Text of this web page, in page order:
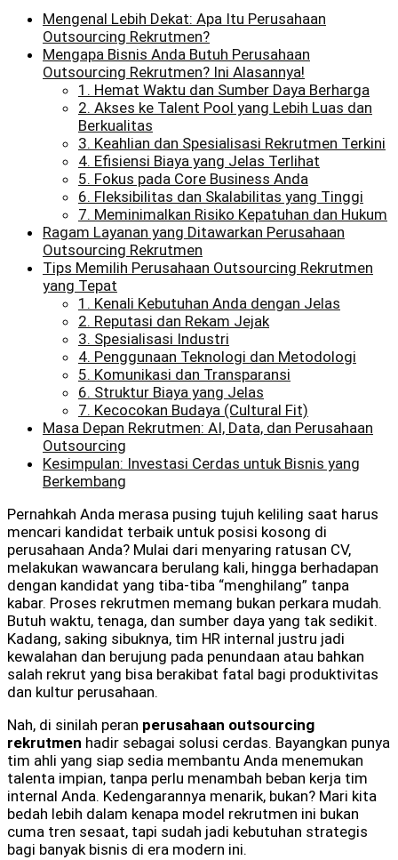
Mengenal Lebih Dekat: Apa Itu Perusahaan
Outsourcing Rekrutmen?
Mengapa Bisnis Anda Butuh Perusahaan
Outsourcing Rekrutmen? Ini Alasannya!
1. Hemat Waktu dan Sumber Daya Berharga
2. Akses ke Talent Pool yang Lebih Luas dan
Berkualitas
3. Keahlian dan Spesialisasi Rekrutmen Terkini
4. Efisiensi Biaya yang Jelas Terlihat
5. Fokus pada Core Business Anda
6. Fleksibilitas dan Skalabilitas yang Tinggi
7. Meminimalkan Risiko Kepatuhan dan Hukum
Ragam Layanan yang Ditawarkan Perusahaan
Outsourcing Rekrutmen
Tips Memilih Perusahaan Outsourcing Rekrutmen
yang Tepat
1. Kenali Kebutuhan Anda dengan Jelas
2. Reputasi dan Rekam Jejak
3. Spesialisasi Industri
4. Penggunaan Teknologi dan Metodologi
5. Komunikasi dan Transparansi
6. Struktur Biaya yang Jelas
7. Kecocokan Budaya (Cultural Fit)
Masa Depan Rekrutmen: AI, Data, dan Perusahaan
Outsourcing
Kesimpulan: Investasi Cerdas untuk Bisnis yang
Berkembang
Pernahkah Anda merasa pusing tujuh keliling saat harus
mencari kandidat terbaik untuk posisi kosong di
perusahaan Anda? Mulai dari menyaring ratusan CV,
melakukan wawancara berulang kali, hingga berhadapan
dengan kandidat yang tiba-tiba “menghilang” tanpa
kabar. Proses rekrutmen memang bukan perkara mudah.
Butuh waktu, tenaga, dan sumber daya yang tak sedikit.
Kadang, saking sibuknya, tim HR internal justru jadi
kewalahan dan berujung pada penundaan atau bahkan
salah rekrut yang bisa berakibat fatal bagi produktivitas
dan kultur perusahaan.
Nah, di sinilah peran perusahaan outsourcing
rekrutmen hadir sebagai solusi cerdas. Bayangkan punya
tim ahli yang siap sedia membantu Anda menemukan
talenta impian, tanpa perlu menambah beban kerja tim
internal Anda. Kedengarannya menarik, bukan? Mari kita
bedah lebih dalam kenapa model rekrutmen ini bukan
cuma tren sesaat, tapi sudah jadi kebutuhan strategis
bagi banyak bisnis di era modern ini.